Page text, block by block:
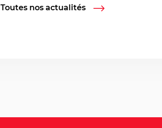
Toutes nos actualités